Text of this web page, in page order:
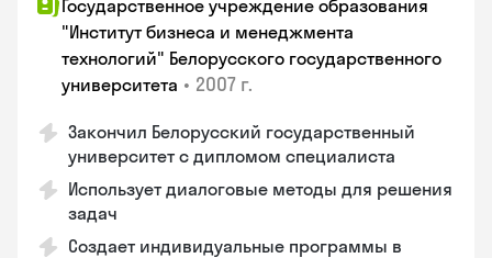
Государственное учреждение образования
"Институт бизнеса и менеджмента
технологий" Белорусского государственного
университета • 2007 г.
Закончил Белорусский государственный
университет с дипломом специалиста
Использует диалоговые методы для решения
задач
Создает индивидуальные программы в